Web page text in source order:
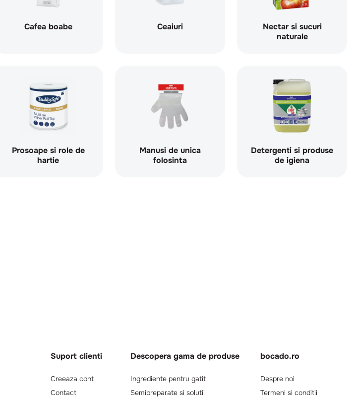
Cafea boabe Ceaiuri
Nectar si sucuri
naturale
Prosoape si role de
hartie
Manusi de unica
folosinta
Detergenti si produse
de igiena
Suport clienti
Creeaza cont
Contact
Descopera gama de produse
Ingrediente pentru gatit
Semipreparate si solutii
bocado.ro
Despre noi
Termeni si conditii